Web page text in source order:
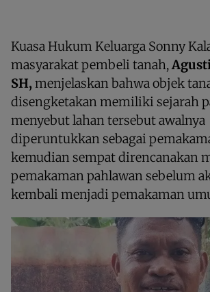
Kuasa Hukum Keluarga Sonny
masyarakat pembeli tanah,
SH, menjelaskan bahwa objek
disengketakan memiliki sejarah
menyebut lahan tersebut awalnya
diperuntukkan sebagai
kemudian sempat direncanakan
pemakaman pahlawan sebelum
kembali menjadi pemakaman